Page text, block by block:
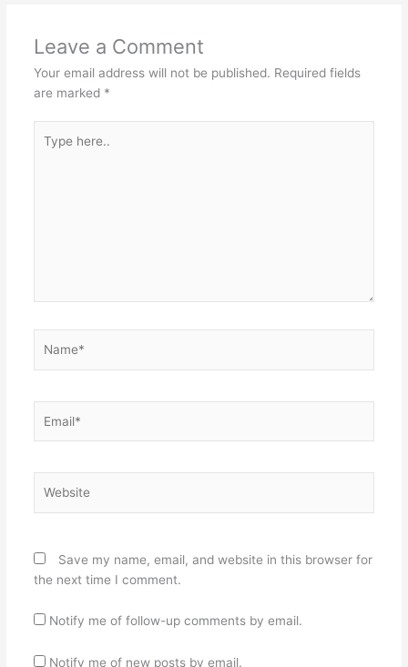
Leave a Comment
Your email address will not be published. Required fields
are marked *
here..
Save my name, email, and website in this browser for
the next time I comment.
Notify me of follow-up comments by email.
Notify me of new posts by email.